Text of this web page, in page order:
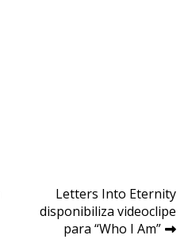
Letters Into Eternity
disponibiliza videoclipe
para “Who I Am”